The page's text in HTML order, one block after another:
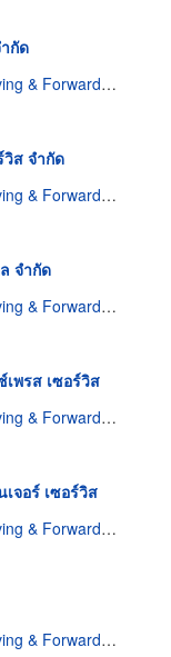
กัด
Service
วิส จำกัด
Service
จำกัด
Service
เพรส เซอร์วิส
Service
จอร์ เซอร์วิส
Service
Service